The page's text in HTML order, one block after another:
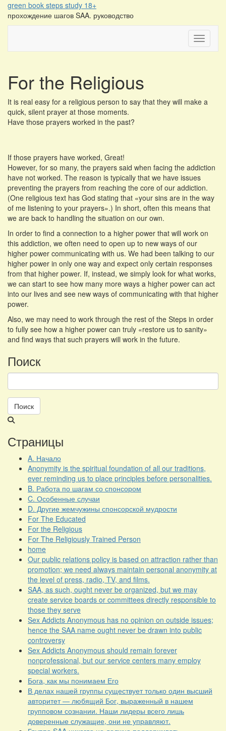
Перейти
содержимому
green book steps study 18+
прохождение шагов SAA. руководство
For the Religious
It is real easy for a religious person to say that they will make a
quick, silent prayer at those moments.
Have those prayers worked in the past?
If those prayers have worked, Great!
However, for so many, the prayers said when facing the addiction
have not worked. The reason is typically that we have issues
preventing the prayers from reaching the core of our addiction.
(One religious text has God stating that «your sins are in the way
of me listening to your prayers».) In short, often this means that
we are back to handling the situation on our own.
In order to find a connection to a higher power that will work on
this addiction, we often need to open up to new ways of our
higher power communicating with us. We had been talking to our
higher power in only one way and expect only certain responses
from that higher power. If, instead, we simply look for what works,
we can start to see how many more ways a higher power can act
into our lives and see new ways of communicating with that higher
power.
Also, we may need to work through the rest of the Steps in order
to fully see how a higher power can truly «restore us to sanity»
and find ways that such prayers will work in the future.
Поиск
Поиск
Страницы
A. Начало
Anonymity is the spiritual foundation of all our traditions,
ever reminding us to place principles before personalities.
B. Работа по шагам со спонсором
C. Особенные случаи
D. Другие жемчужины спонсорской мудрости
For The Educated
For the Religious
For The Religiously Trained Person
home
Our public relations policy is based on attraction rather than
promotion; we need always maintain personal anonymity at
the level of press, radio, TV, and films.
SAA, as such, ought never be organized, but we may
create service boards or committees directly responsible to
those they serve
Sex Addicts Anonymous has no opinion on outside issues;
hence the SAA name ought never be drawn into public
controversy
Sex Addicts Anonymous should remain forever
nonprofessional, but our service centers many employ
special workers.
Бога, как мы понимаем Его
В делах нашей группы существует только один высший
авторитет — любящий Бог, выраженный в нашем
групповом сознании. Наши лидеры всего лишь
доверенные служащие, они не управляют.